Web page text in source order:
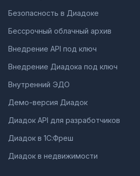
Безопасность в Диадоке
Бессрочный облачный архив
Внедрение API под ключ
Внедрение Диадока под ключ
Внутренний ЭДО
Демо-версия Диадок
Диадок API для разработчиков
Диадок в 1С:Фреш
Диадок в недвижимости